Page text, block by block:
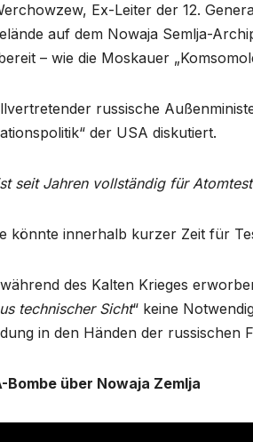
Ex-Leiter der 12.
auf dem Nowaja Semlja-
– wie die Moskauer
russische
der USA diskutiert.
seit Jahren vollständig für
könnte innerhalb kurzer Zeit für
des Kalten Krieges
technischer Sicht“ keine
in den Händen der russischen
Bombe über Nowaja Zemlja